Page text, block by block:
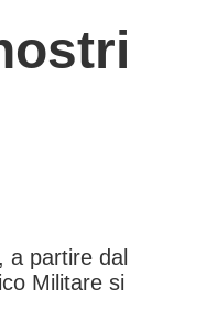
a partire dal
Militare si